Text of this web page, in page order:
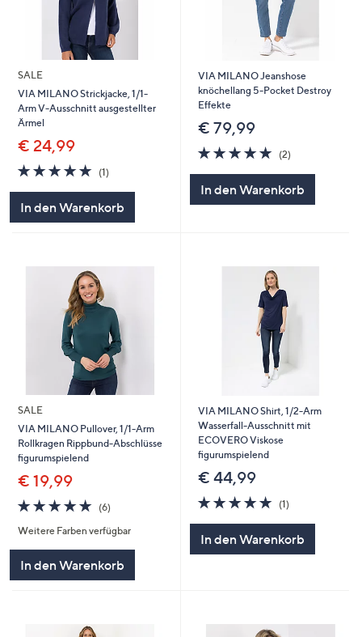
SALE
VIA MILANO Strickjacke, 1/1-
Arm V-Ausschnitt ausgestellter
Ärmel
€ 24,99
5.0
von
(1)1
In den Warenkorb
VIA MILANO Jeanshose
knöchellang 5-Pocket Destroy
Effekte
€ 79,99
5.0
von
(2)2
In den Warenkorb
SALE
VIA MILANO Pullover, 1/1-Arm
Rollkragen Rippbund-Abschlüsse
figurumspielend
€ 19,99
5.0
von
5
(6)6
Weitere Farben verfügbar
In den Warenkorb
VIA MILANO Shirt, 1/2-Arm
Wasserfall-Ausschnitt mit
ECOVERO Viskose
figurumspielend
€ 44,99
5.0
von
(1)1
In den Warenkorb